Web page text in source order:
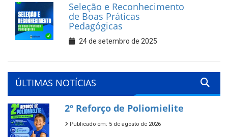
Seleção e Reconhecimento
de Boas Práticas
Pedagógicas
24 de setembro de 2025
ÚLTIMAS NOTÍCIAS
2º Reforço de Poliomielite
Publicado em: 5 de agosto de 2026